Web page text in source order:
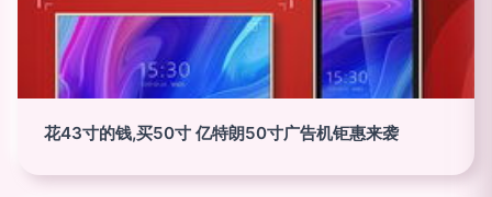
花43寸的钱,买50寸 亿特朗50寸广告机钜惠来袭